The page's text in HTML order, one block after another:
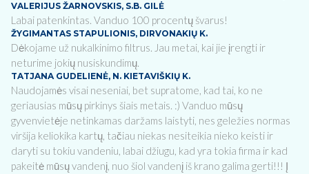
VALERIJUS ŽARNOVSKIS, S.B. GILĖ
Labai patenkintas. Vanduo 100 procentų švarus!
ŽYGIMANTAS STAPULIONIS, DIRVONAKIŲ K.
Dėkojame už nukalkinimo filtrus. Jau metai, kai jie įrengti ir
neturime jokių nusiskundimų.
TATJANA GUDELIENĖ, N. KIETAVIŠKIŲ K.
Naudojamės visai neseniai, bet supratome, kad tai, ko ne
geriausias mūsų pirkinys šiais metais. :) Vanduo mūsų
gyvenvietėje netinkamas daržams laistyti, nes geležies normas
viršija keliokika kartų, tačiau niekas nesiteikia nieko keisti ir
daryti su tokiu vandeniu, labai džiugu, kad yra tokia firma ir kad
pakeitė mūsų vandenį, nuo šiol vandenį iš krano galima gerti!!! Į